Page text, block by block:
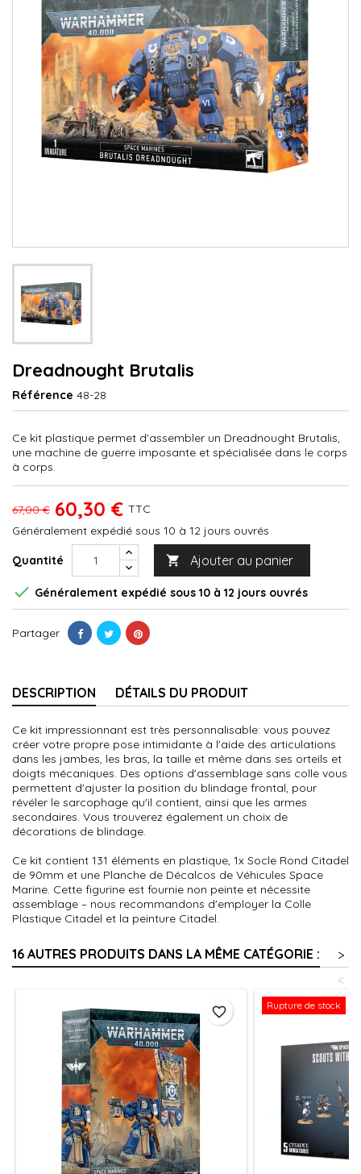
Dreadnought Brutalis
Référence 48-28
Ce kit plastique permet d'assembler un Dreadnought Brutalis,
une machine de guerre imposante et spécialisée dans le corps
à corps.
67,00 € 60,30 € TTC
Généralement expédié sous 10 à 12 jours ouvrés
Quantité  Ajouter au panier
 Généralement expédié sous 10 à 12 jours ouvrés
Partager
DESCRIPTION DÉTAILS DU PRODUIT
Ce kit impressionnant est très personnalisable: vous pouvez
créer votre propre pose intimidante à l'aide des articulations
dans les jambes, les bras, la taille et même dans ses orteils et
doigts mécaniques. Des options d'assemblage sans colle vous
permettent d'ajuster la position du blindage frontal, pour
révéler le sarcophage qu'il contient, ainsi que les armes
secondaires. Vous trouverez également un choix de
décorations de blindage.
Ce kit contient 131 éléments en plastique, 1x Socle Rond Citadel
de 90mm et une Planche de Décalcos de Véhicules Space
Marine. Cette figurine est fournie non peinte et nécessite
assemblage – nous recommandons d'employer la Colle
Plastique Citadel et la peinture Citadel.
16 AUTRES PRODUITS DANS LA MÊME CATÉGORIE :
>
<
favorite_border Rupture de stock